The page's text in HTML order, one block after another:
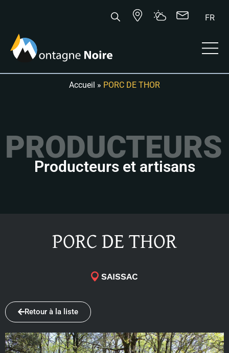
FR
Accueil » PORC DE THOR
Producteurs et artisans
PORC DE THOR
SAISSAC
Retour à la liste